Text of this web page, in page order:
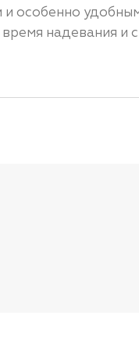
особенно
надевания и